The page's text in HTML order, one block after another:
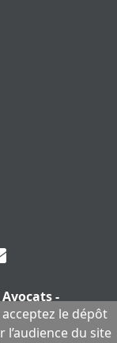
Avocats -
euros| le dépôt
du site